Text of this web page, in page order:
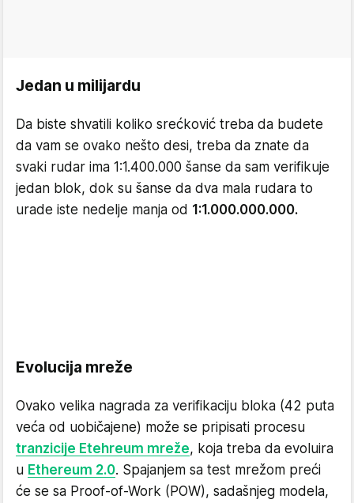
Jedan u milijardu
Da biste shvatili koliko srećković treba da budete
da vam se ovako nešto desi, treba da znate da
svaki rudar ima 1:1.400.000 šanse da sam verifikuje
jedan blok, dok su šanse da dva mala rudara to
urade iste nedelje manja od 1:1.000.000.000.
Evolucija mreže
Ovako velika nagrada za verifikaciju bloka (42 puta
veća od uobičajene) može se pripisati procesu
tranzicije Etehreum mreže, koja treba da evoluira
u Ethereum 2.0. Spajanjem sa test mrežom preći
će se sa Proof-of-Work (POW), sadašnjeg modela,